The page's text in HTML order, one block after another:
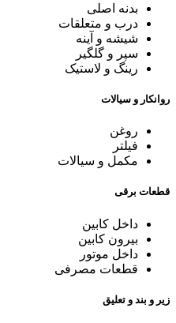
بدنه اصلی
درب و متعلقات
شیشه و آینه
سپر و گلگیر
رینگ و لاستیک
روانکار و سیالات
روغن
فیلتر
مکمل و سیالات
قطعات برقی
داخل کابین
بیرون کابین
داخل موتور
قطعات مصرفی
زیر و بند و تعلیق